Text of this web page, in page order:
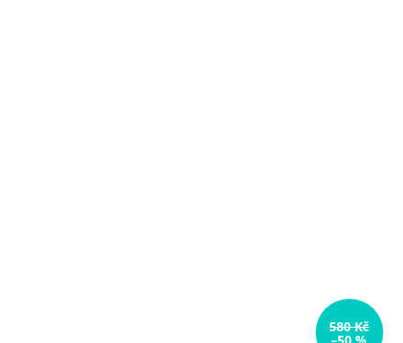
580 Kč
–50 %